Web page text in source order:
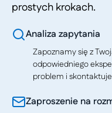
prostych krokach.
Analiza zapytania
Zapoznamy się z
odpowiedniego
problem i
Zaproszenie na